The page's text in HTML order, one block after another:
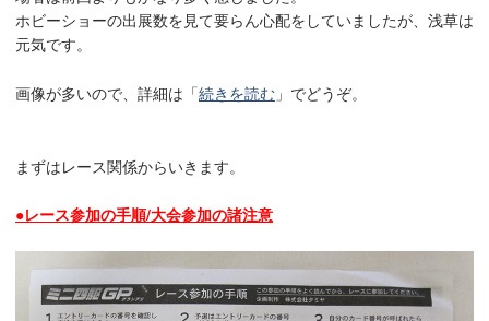
ホビーショーの出展数を見て要らん心配をしていましたが、浅草は
元気です。
画像が多いので、詳細は「続きを読む 」でどうぞ。
まずはレース関係からいきます。
●レース参加の手順/大会参加の諸注意